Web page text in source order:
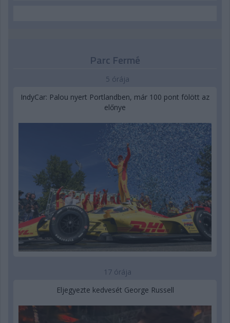
Parc Fermé
5 órája
IndyCar: Palou nyert Portlandben, már 100 pont fölött az
előnye
17 órája
Eljegyezte kedvesét George Russell